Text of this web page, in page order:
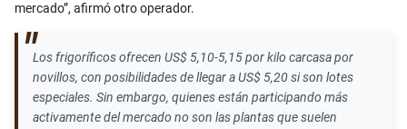
mercado”, afirmó otro operador.
Los frigoríficos ofrecen US$ 5,10-5,15 por kilo carcasa por
novillos, con posibilidades de llegar a US$ 5,20 si son lotes
especiales. Sin embargo, quienes están participando más
activamente del mercado no son las plantas que suelen